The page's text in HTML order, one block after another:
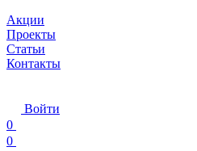
Акции
Проекты
Статьи
Контакты
Войти
0
0